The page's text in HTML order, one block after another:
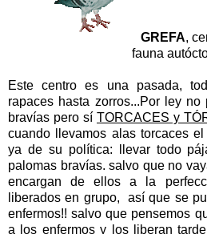
GREFA,
fauna
Este centro es una pasada,
rapaces hasta zorros...Por ley
bravías pero sí TORCACES y
cuando llevamos alas torcaces
ya de su política: llevar todo
palomas bravías. salvo que no
encargan de ellos a la
liberados en grupo, así que se
enfermos!! salvo que pensemos
a los enfermos y los liberan